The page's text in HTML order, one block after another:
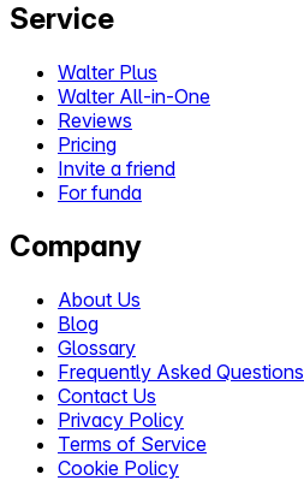
Service
Walter Plus
Walter All-in-One
Reviews
Pricing
Invite a friend
For funda
Company
About Us
Blog
Glossary
Frequently Asked Questions
Contact Us
Privacy Policy
Terms of Service
Cookie Policy